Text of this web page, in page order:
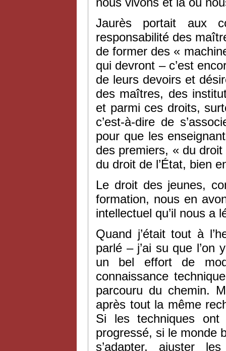
Jaurès portait aux
responsabilité des
de former des «
qui devront – c’est
de leurs devoirs et
des maîtres, des
et parmi ces droits,
c’est-à-dire de
pour que les
des premiers, « du
du droit de l’État, bien
Le droit des jeunes,
formation, nous en
intellectuel qu’il nous a
Quand j’était tout à
parlé – j’ai su que
un bel effort de
connaissance
parcouru du chemin.
après tout la même
Si les techniques ont
progressé, si le monde
s’adapter, ajuster